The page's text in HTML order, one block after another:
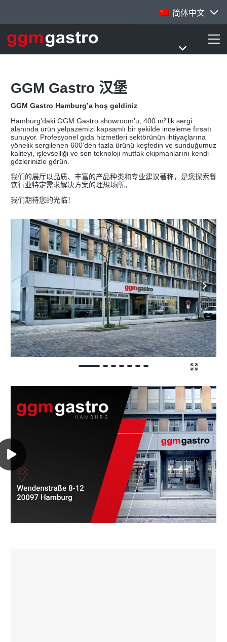
简体中文
GGM Gastro 汉堡
GGM Gastro Hamburg’a hoş geldiniz
Hamburg’daki GGM Gastro showroom’u, 400 m²’lik sergi
alanında ürün yelpazemizi kapsamlı bir şekilde inceleme fırsatı
sunuyor. Profesyonel gıda hizmetleri sektörünün ihtiyaçlarına
yönelik sergilenen 600’den fazla ürünü keşfedin ve sunduğumuz
kaliteyi, işlevselliği ve son teknoloji mutfak ekipmanlarını kendi
gözlerinizle görün.
我们的展厅以品质、丰富的产品种类和专业建议著称，是您探索餐
饮行业特定需求解决方案的理想场所。
我们期待您的光临！